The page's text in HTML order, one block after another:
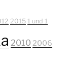
2015 1 und 1
2010 2006